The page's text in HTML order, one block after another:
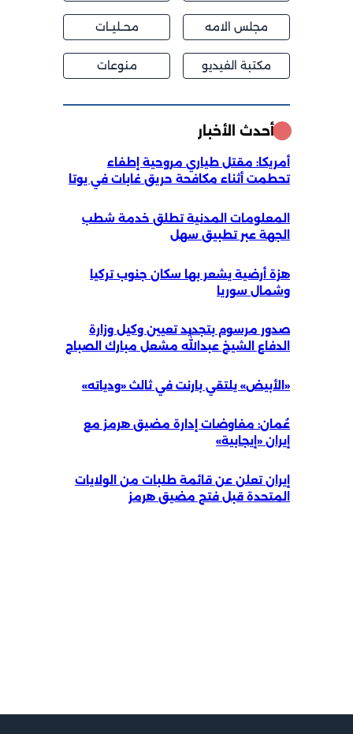
مجلس الامه محــليــات
مكتبة الفيديو منوعات
أحدث الأخبار
أمريكا: مقتل طياري مروحية إطفاء
تحطمت أثناء مكافحة حريق غابات في يوتا
المعلومات المدنية تطلق خدمة شطب
الجهة عبر تطبيق سهل
هزة أرضية يشعر بها سكان جنوب تركيا
وشمال سوريا
صدور مرسوم بتجديد تعيين وكيل وزارة
الدفاع الشيخ عبداللّٰه مشعل مبارك الصباح
«الأبيض» يلتقي بارنت في ثالث «ودياته»
عُمان: مفاوضات إدارة مضيق هرمز مع
إيران «إيجابية»
إيران تعلن عن قائمة طلبات من الولايات
المتحدة قبل فتح مضيق هرمز